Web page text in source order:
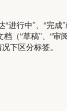
行中”、“完成”
“草稿”、“审阅
下区分标签。